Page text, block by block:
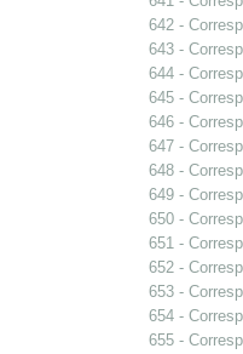
642 -
643 -
644 -
645 -
646 -
647 -
648 -
649 -
650 -
651 -
652 -
653 -
654 -
655 -